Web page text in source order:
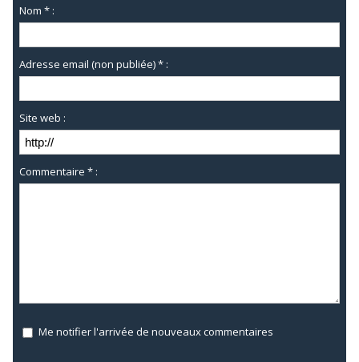
Nom * :
Adresse email (non publiée) * :
Site web :
Commentaire * :
Me notifier l'arrivée de nouveaux commentaires